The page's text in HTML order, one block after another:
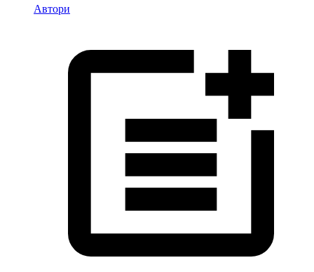
Автори